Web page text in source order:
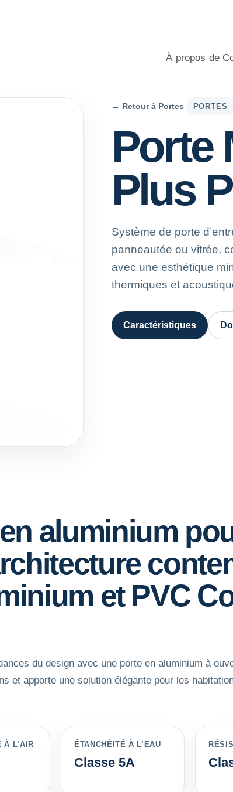
et PVC pour l’habitat, avec conseil
À propos de
← Retour à Portes PORTES
Porte
Plus
Système de porte
panneautée ou vitrée,
avec une esthétique
thermiques et
Caractéristiques
aluminium
et PVC
du design avec une porte en aluminium à
et apporte une solution élégante pour les
À L’AIR ÉTANCHÉITÉ À L’EAU
Classe 5A